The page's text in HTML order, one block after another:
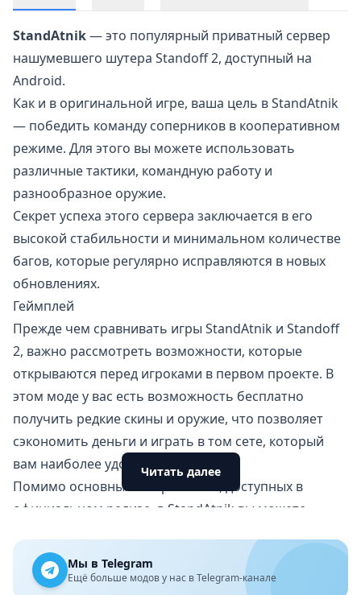
StandAtnik— это популярный приватный сервер
нашумевшего шутера Standoff 2, доступный на
Android.
Как и в оригинальной игре, ваша цель в StandAtnik
— победить команду соперников в кооперативном
режиме. Для этого вы можете использовать
различные тактики, командную работу и
разнообразное оружие.
Секрет успеха этого сервера заключается в его
высокой стабильности и минимальном количестве
багов, которые регулярно исправляются в новых
обновлениях.
Геймплей
Прежде чем сравнивать игры StandAtnik и Standoff
2, важно рассмотреть возможности, которые
открываются перед игроками в первом проекте. В
этом моде у вас есть возможность бесплатно
получить редкие скины и оружие, что позволяет
сэкономить деньги и играть в том сете, который
вам наиболее удобен.
Помимо основных PvP-режимов, доступных в
официальном релизе, в StandAtnik вы можете
как «Гранатовые войны» и «Дуэль снайперов». Если
вы ищете захватывающие перестрелки с друзьями
Читать далее
Мы в Telegram
Ещё больше модов у нас в Telegram-канале